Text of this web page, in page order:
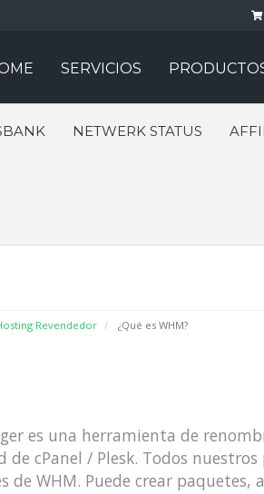
SERVICIOS
NETWERK STATUS
Revendedor ¿Qué es WHM?
es una herramienta de
cPanel / Plesk. Todos
WHM. Puede crear paquetes,